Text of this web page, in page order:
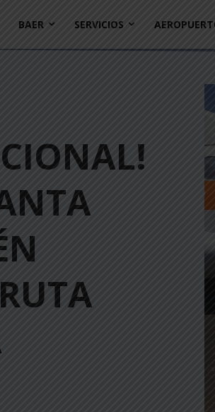
BAER SERVICIOS